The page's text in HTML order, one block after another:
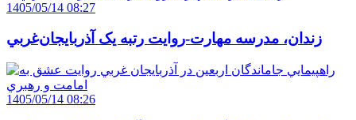
1405/05/14 08:27
زندان، مدرسه مهارت-روايت رتبه يک آذربايجان‌غربي
1405/05/14 08:26